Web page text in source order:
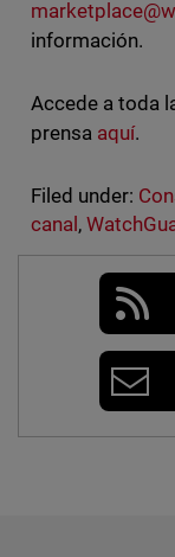
información.
Accede a toda
prensa aquí.
Filed under:
canal ,